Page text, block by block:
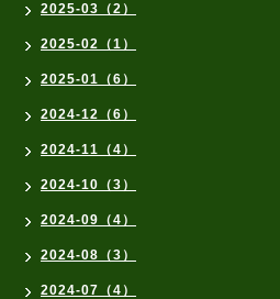
2025-03（2）
2025-02（1）
2025-01（6）
2024-12（6）
2024-11（4）
2024-10（3）
2024-09（4）
2024-08（3）
2024-07（4）